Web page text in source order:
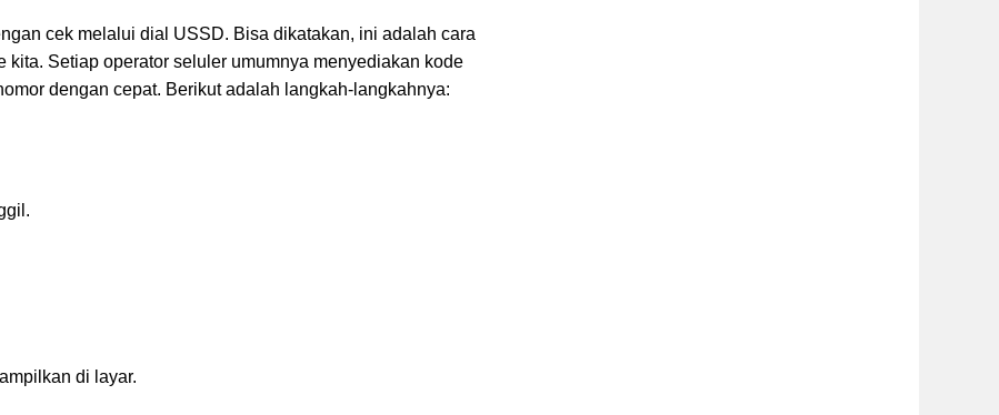
cek melalui dial USSD. Bisa dikatakan, ini adalah cara
Setiap operator seluler umumnya menyediakan kode
dengan cepat. Berikut adalah langkah-langkahnya:
di layar.